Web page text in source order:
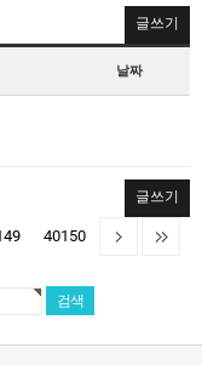
글쓰기
날짜
글쓰기
40150